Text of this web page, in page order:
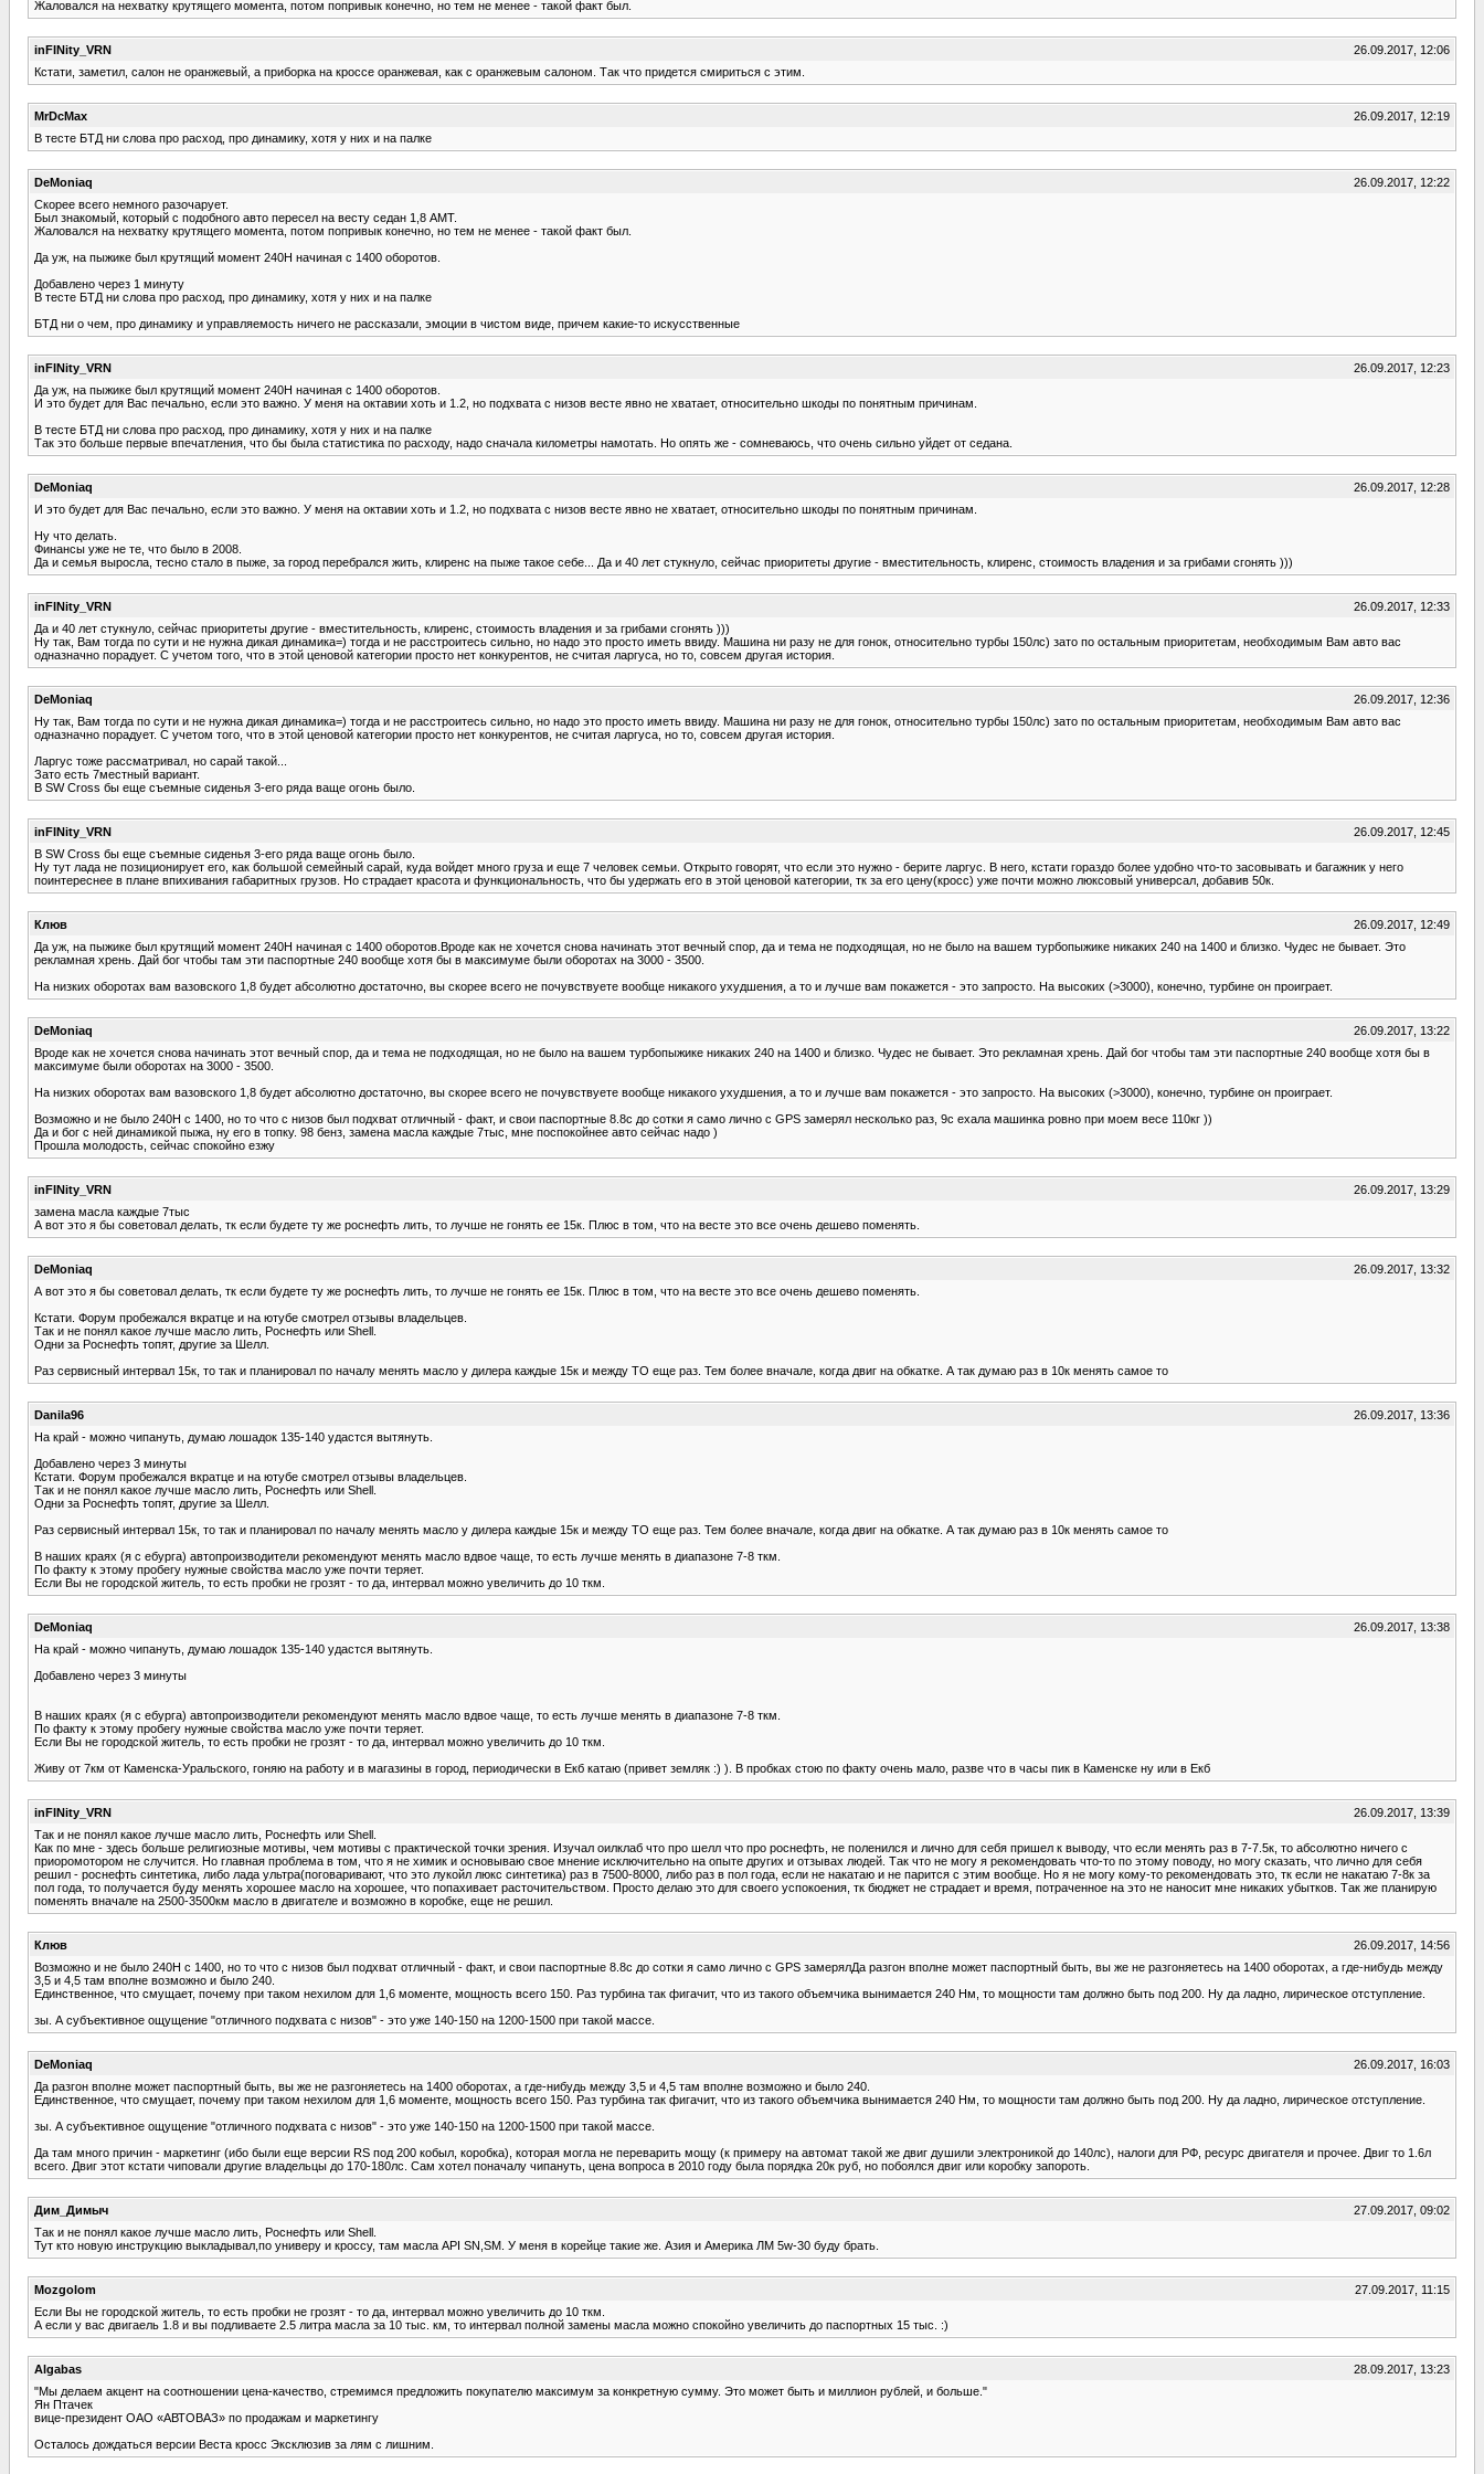
Жаловался на нехватку крутящего момента, потом попривык конечно, но тем не менее - такой факт был.
inFINity_VRN
26.09.2017, 12:06
Кстати, заметил, салон не оранжевый, а приборка на кроссе оранжевая, как с оранжевым салоном. Так что придется смириться с этим.
MrDcMax
26.09.2017, 12:19
В тесте БТД ни слова про расход, про динамику, хотя у них и на палке
DeMoniaq
26.09.2017, 12:22
Скорее всего немного разочарует.
Был знакомый, который с подобного авто пересел на весту седан 1,8 АМТ.
Жаловался на нехватку крутящего момента, потом попривык конечно, но тем не менее - такой факт был.
Да уж, на пыжике был крутящий момент 240Н начиная с 1400 оборотов.
Добавлено через 1 минуту
В тесте БТД ни слова про расход, про динамику, хотя у них и на палке
БТД ни о чем, про динамику и управляемость ничего не рассказали, эмоции в чистом виде, причем какие-то искусственные
inFINity_VRN
26.09.2017, 12:23
Да уж, на пыжике был крутящий момент 240Н начиная с 1400 оборотов.
И это будет для Вас печально, если это важно. У меня на октавии хоть и 1.2, но подхвата с низов весте явно не хватает, относительно шкоды по понятным причинам.
В тесте БТД ни слова про расход, про динамику, хотя у них и на палке
Так это больше первые впечатления, что бы была статистика по расходу, надо сначала километры намотать. Но опять же - сомневаюсь, что очень сильно уйдет от седана.
DeMoniaq
26.09.2017, 12:28
И это будет для Вас печально, если это важно. У меня на октавии хоть и 1.2, но подхвата с низов весте явно не хватает, относительно шкоды по понятным причинам.
Ну что делать.
Финансы уже не те, что было в 2008.
Да и семья выросла, тесно стало в пыже, за город перебрался жить, клиренс на пыже такое себе... Да и 40 лет стукнуло, сейчас приоритеты другие - вместительность, клиренс, стоимость владения и за грибами сгонять )))
inFINity_VRN
26.09.2017, 12:33
Да и 40 лет стукнуло, сейчас приоритеты другие - вместительность, клиренс, стоимость владения и за грибами сгонять )))
Ну так, Вам тогда по сути и не нужна дикая динамика=) тогда и не расстроитесь сильно, но надо это просто иметь ввиду. Машина ни разу не для гонок, относительно турбы 150лс) зато по остальным приоритетам, необходимым Вам авто вас
одназначно порадует. С учетом того, что в этой ценовой категории просто нет конкурентов, не считая ларгуса, но то, совсем другая история.
DeMoniaq
26.09.2017, 12:36
Ну так, Вам тогда по сути и не нужна дикая динамика=) тогда и не расстроитесь сильно, но надо это просто иметь ввиду. Машина ни разу не для гонок, относительно турбы 150лс) зато по остальным приоритетам, необходимым Вам авто вас
одназначно порадует. С учетом того, что в этой ценовой категории просто нет конкурентов, не считая ларгуса, но то, совсем другая история.
Ларгус тоже рассматривал, но сарай такой...
Зато есть 7местный вариант.
В SW Cross бы еще съемные сиденья 3-его ряда ваще огонь было.
inFINity_VRN
26.09.2017, 12:45
В SW Cross бы еще съемные сиденья 3-его ряда ваще огонь было.
Ну тут лада не позиционирует его, как большой семейный сарай, куда войдет много груза и еще 7 человек семьи. Открыто говорят, что если это нужно - берите ларгус. В него, кстати гораздо более удобно что-то засовывать и багажник у него
поинтереснее в плане впихивания габаритных грузов. Но страдает красота и функциональность, что бы удержать его в этой ценовой категории, тк за его цену(кросс) уже почти можно люксовый универсал, добавив 50к.
Клюв
26.09.2017, 12:49
Да уж, на пыжике был крутящий момент 240Н начиная с 1400 оборотов.Вроде как не хочется снова начинать этот вечный спор, да и тема не подходящая, но не было на вашем турбопыжике никаких 240 на 1400 и близко. Чудес не бывает. Это
рекламная хрень. Дай бог чтобы там эти паспортные 240 вообще хотя бы в максимуме были оборотах на 3000 - 3500.
На низких оборотах вам вазовского 1,8 будет абсолютно достаточно, вы скорее всего не почувствуете вообще никакого ухудшения, а то и лучше вам покажется - это запросто. На высоких (>3000), конечно, турбине он проиграет.
DeMoniaq
26.09.2017, 13:22
Вроде как не хочется снова начинать этот вечный спор, да и тема не подходящая, но не было на вашем турбопыжике никаких 240 на 1400 и близко. Чудес не бывает. Это рекламная хрень. Дай бог чтобы там эти паспортные 240 вообще хотя бы в
максимуме были оборотах на 3000 - 3500.
На низких оборотах вам вазовского 1,8 будет абсолютно достаточно, вы скорее всего не почувствуете вообще никакого ухудшения, а то и лучше вам покажется - это запросто. На высоких (>3000), конечно, турбине он проиграет.
Возможно и не было 240Н с 1400, но то что с низов был подхват отличный - факт, и свои паспортные 8.8с до сотки я само лично с GPS замерял несколько раз, 9с ехала машинка ровно при моем весе 110кг ))
Да и бог с ней динамикой пыжа, ну его в топку. 98 бенз, замена масла каждые 7тыс, мне поспокойнее авто сейчас надо )
Прошла молодость, сейчас спокойно езжу
inFINity_VRN
26.09.2017, 13:29
замена масла каждые 7тыс
А вот это я бы советовал делать, тк если будете ту же роснефть лить, то лучше не гонять ее 15к. Плюс в том, что на весте это все очень дешево поменять.
DeMoniaq
26.09.2017, 13:32
А вот это я бы советовал делать, тк если будете ту же роснефть лить, то лучше не гонять ее 15к. Плюс в том, что на весте это все очень дешево поменять.
Кстати. Форум пробежался вкратце и на ютубе смотрел отзывы владельцев.
Так и не понял какое лучше масло лить, Роснефть или Shell.
Одни за Роснефть топят, другие за Шелл.
Раз сервисный интервал 15к, то так и планировал по началу менять масло у дилера каждые 15к и между ТО еще раз. Тем более вначале, когда двиг на обкатке. А так думаю раз в 10к менять самое то
Danila96
26.09.2017, 13:36
На край - можно чипануть, думаю лошадок 135-140 удастся вытянуть.
Добавлено через 3 минуты
Кстати. Форум пробежался вкратце и на ютубе смотрел отзывы владельцев.
Так и не понял какое лучше масло лить, Роснефть или Shell.
Одни за Роснефть топят, другие за Шелл.
Раз сервисный интервал 15к, то так и планировал по началу менять масло у дилера каждые 15к и между ТО еще раз. Тем более вначале, когда двиг на обкатке. А так думаю раз в 10к менять самое то
В наших краях (я с ебурга) автопроизводители рекомендуют менять масло вдвое чаще, то есть лучше менять в диапазоне 7-8 ткм.
По факту к этому пробегу нужные свойства масло уже почти теряет.
Если Вы не городской житель, то есть пробки не грозят - то да, интервал можно увеличить до 10 ткм.
DeMoniaq
26.09.2017, 13:38
На край - можно чипануть, думаю лошадок 135-140 удастся вытянуть.
Добавлено через 3 минуты
В наших краях (я с ебурга) автопроизводители рекомендуют менять масло вдвое чаще, то есть лучше менять в диапазоне 7-8 ткм.
По факту к этому пробегу нужные свойства масло уже почти теряет.
Если Вы не городской житель, то есть пробки не грозят - то да, интервал можно увеличить до 10 ткм.
Живу от 7км от Каменска-Уральского, гоняю на работу и в магазины в город, периодически в Екб катаю (привет земляк :) ). В пробках стою по факту очень мало, разве что в часы пик в Каменске ну или в Екб
inFINity_VRN
26.09.2017, 13:39
Так и не понял какое лучше масло лить, Роснефть или Shell.
Как по мне - здесь больше религиозные мотивы, чем мотивы с практической точки зрения. Изучал оилклаб что про шелл что про роснефть, не поленился и лично для себя пришел к выводу, что если менять раз в 7-7.5к, то абсолютно ничего с
приоромотором не случится. Но главная проблема в том, что я не химик и основываю свое мнение исключительно на опыте других и отзывах людей. Так что не могу я рекомендовать что-то по этому поводу, но могу сказать, что лично для себя
решил - роснефть синтетика, либо лада ультра(поговаривают, что это лукойл люкс синтетика) раз в 7500-8000, либо раз в пол года, если не накатаю и не парится с этим вообще. Но я не могу кому-то рекомендовать это, тк если не накатаю 7-8к за
пол года, то получается буду менять хорошее масло на хорошее, что попахивает расточительством. Просто делаю это для своего успокоения, тк бюджет не страдает и время, потраченное на это не наносит мне никаких убытков. Так же планирую
поменять вначале на 2500-3500км масло в двигателе и возможно в коробке, еще не решил.
Клюв
26.09.2017, 14:56
Возможно и не было 240Н с 1400, но то что с низов был подхват отличный - факт, и свои паспортные 8.8с до сотки я само лично с GPS замерялДа разгон вполне может паспортный быть, вы же не разгоняетесь на 1400 оборотах, а где-нибудь между
3,5 и 4,5 там вполне возможно и было 240.
Единственное, что смущает, почему при таком нехилом для 1,6 моменте, мощность всего 150. Раз турбина так фигачит, что из такого объемчика вынимается 240 Нм, то мощности там должно быть под 200. Ну да ладно, лирическое отступление.
зы. А субъективное ощущение "отличного подхвата с низов" - это уже 140-150 на 1200-1500 при такой массе.
DeMoniaq
26.09.2017, 16:03
Да разгон вполне может паспортный быть, вы же не разгоняетесь на 1400 оборотах, а где-нибудь между 3,5 и 4,5 там вполне возможно и было 240.
Единственное, что смущает, почему при таком нехилом для 1,6 моменте, мощность всего 150. Раз турбина так фигачит, что из такого объемчика вынимается 240 Нм, то мощности там должно быть под 200. Ну да ладно, лирическое отступление.
зы. А субъективное ощущение "отличного подхвата с низов" - это уже 140-150 на 1200-1500 при такой массе.
Да там много причин - маркетинг (ибо были еще версии RS под 200 кобыл, коробка), которая могла не переварить мощу (к примеру на автомат такой же двиг душили электроникой до 140лс), налоги для РФ, ресурс двигателя и прочее. Двиг то 1.6л
всего. Двиг этот кстати чиповали другие владельцы до 170-180лс. Сам хотел поначалу чипануть, цена вопроса в 2010 году была порядка 20к руб, но побоялся двиг или коробку запороть.
Дим_Димыч
27.09.2017, 09:02
Так и не понял какое лучше масло лить, Роснефть или Shell.
Тут кто новую инструкцию выкладывал,по универу и кроссу, там масла API SN,SM. У меня в корейце такие же. Азия и Америка ЛМ 5w-30 буду брать.
Mozgolom
27.09.2017, 11:15
Если Вы не городской житель, то есть пробки не грозят - то да, интервал можно увеличить до 10 ткм.
А если у вас двигаель 1.8 и вы подливаете 2.5 литра масла за 10 тыс. км, то интервал полной замены масла можно спокойно увеличить до паспортных 15 тыс. :)
Algabas
28.09.2017, 13:23
"Мы делаем акцент на соотношении цена-качество, стремимся предложить покупателю максимум за конкретную сумму. Это может быть и миллион рублей, и больше."
Ян Птачек
вице-президент ОАО «АВТОВАЗ» по продажам и маркетингу
Осталось дождаться версии Веста кросс Эксклюзив за лям с лишним.